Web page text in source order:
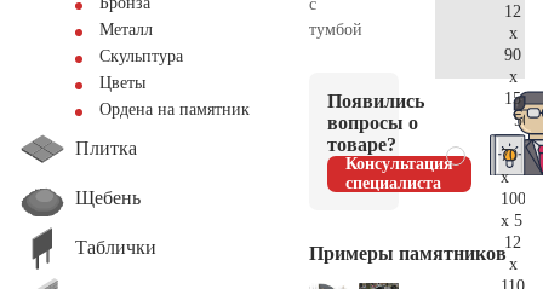
Металл
Скульптура
Цветы
Ордена на памятник
Плитка
Щебень
Таблички
с
тумбой
Появились
вопросы о
товаре?
Консультация
специалиста
Примеры памятников
12
x
90
x
15
70
x
100
x 5
12
x